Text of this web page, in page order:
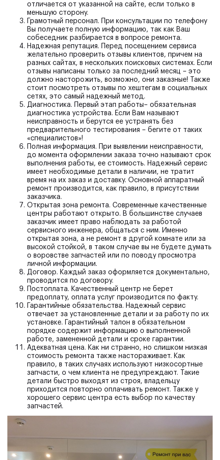
отличается от указанной на сайте, если только в
меньшую сторону.
Грамотный персонал. При консультации по телефону
Вы получаете полную информацию, так как Ваш
собеседник разбирается в вопросе ремонта.
Надежная репутация. Перед посещением сервиса
желательно проверить отзывы клиентов, причем на
разных сайтах, в нескольких поисковых системах. Если
отзывы написаны только за последний месяц – это
должно насторожить, возможно, они заказные! Также
стоит посмотреть отзывы по хештегам в социальных
сетях, это самый надежный метод.
Диагностика. Первый этап работы– обязательная
диагностика устройства. Если Вам называют
неисправность и берутся ее устранять без
предварительного тестирования – бегите от таких
«специалистов»!
Полная информация. При выявлении неисправности,
до момента оформлении заказа точно называют срок
выполнения работы, ее стоимость. Надежный сервис
имеет необходимые детали в наличии, не тратит
время на их заказ и доставку. Основной аппаратный
ремонт производится, как правило, в присутствии
заказчика.
Открытая зона ремонта. Современные качественные
центры работают открыто. В большинстве случаев
заказчик имеет право наблюдать за работой
сервисного инженера, общаться с ним. Именно
открытая зона, а не ремонт в другой комнате или за
высокой стойкой, в таком случае вы не будете думать
о воровстве запчастей или по поводу просмотра
личной информации.
Договор. Каждый заказ оформляется документально,
проводится по договору.
Постоплата. Качественный центр не берет
предоплату, оплата услуг производится по факту.
Гарантийные обязательства. Надежный сервис
отвечает за установленные детали и за работу по их
установке. Гарантийный талон в обязательном
порядке содержит информацию о выполненной
работе, замененной детали и сроке гарантии.
Адекватная цена. Как ни странно, но слишком низкая
стоимость ремонта также настораживает. Как
правило, в таких случаях используют низкосортные
запчасти, о чем клиента не предупреждают. Такие
детали быстро выходят из строя, владельцу
приходится повторно оплачивать ремонт. Также у
хорошего сервис центра есть выбор по качеству
запчастей.